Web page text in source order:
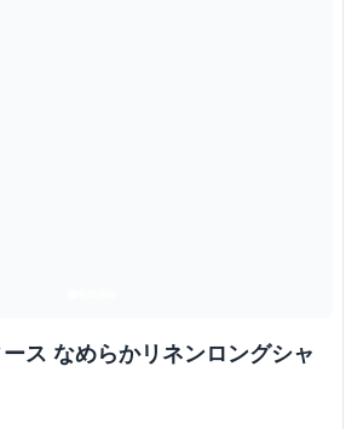
ス なめらかリネンロングシャ